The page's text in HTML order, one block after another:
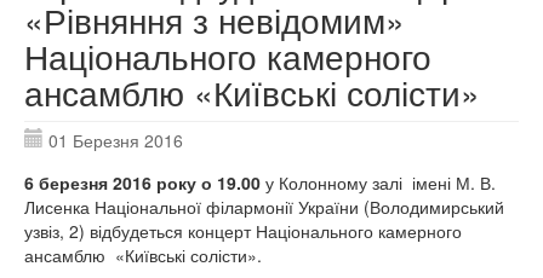
«Рівняння з невідомим»
Національного камерного
ансамблю «Київські солісти»
01 Березня 2016
6 березня 2016 року о 19.00 у Колонному залі імені М. В.
Лисенка Національної філармонії України (Володимирський
узвіз, 2) відбудеться концерт Національного камерного
ансамблю «Київські солісти».